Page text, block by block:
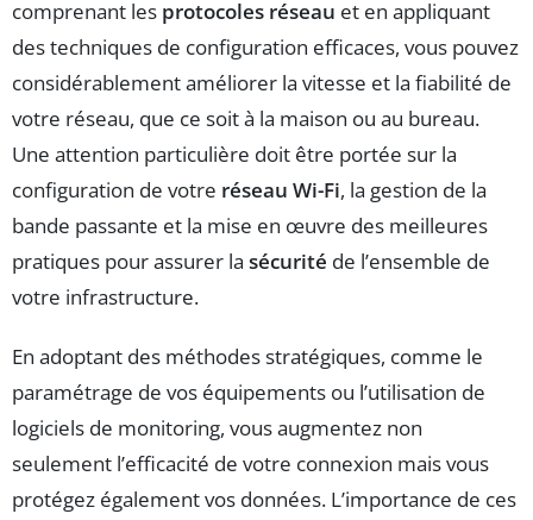
comprenant les protocoles réseau et en appliquant
des techniques de configuration efficaces, vous pouvez
considérablement améliorer la vitesse et la fiabilité de
votre réseau, que ce soit à la maison ou au bureau.
Une attention particulière doit être portée sur la
configuration de votre réseau Wi-Fi, la gestion de la
bande passante et la mise en œuvre des meilleures
pratiques pour assurer la sécurité de l’ensemble de
votre infrastructure.
En adoptant des méthodes stratégiques, comme le
paramétrage de vos équipements ou l’utilisation de
logiciels de monitoring, vous augmentez non
seulement l’efficacité de votre connexion mais vous
protégez également vos données. L’importance de ces